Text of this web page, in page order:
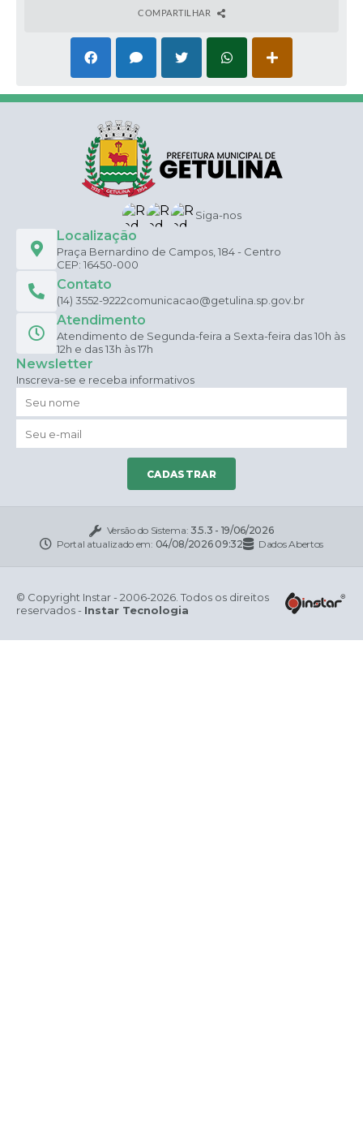
COMPARTILHAR
Siga-nos
Localização
Praça Bernardino de Campos, 184 - Centro
CEP: 16450-000
Contato
(14) 3552-9222comunicacao@getulina.sp.gov.br
Atendimento
Atendimento de Segunda-feira a Sexta-feira das 10h às
12h e das 13h às 17h
Newsletter
Inscreva-se e receba informativos
CADASTRAR
Versão do Sistema: 3.5.3 - 19/06/2026
Portal atualizado em: 04/08/2026 09:32 Dados Abertos
© Copyright Instar - 2006-2026. Todos os direitos
reservados - Instar Tecnologia